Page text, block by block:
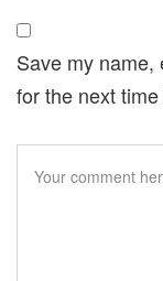
Save my
for the next